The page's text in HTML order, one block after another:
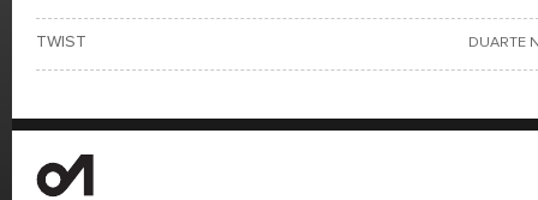
TWIST DUARTE